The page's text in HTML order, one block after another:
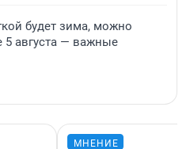
будет зима, можно
5 августа — важные
МНЕНИЕ